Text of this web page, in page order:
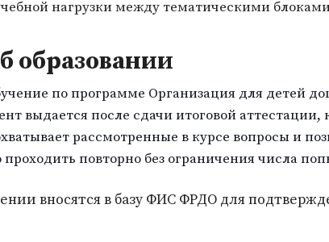
нагрузки между тематическими
образовании
по программе Организация для детей
выдается после сдачи итоговой
рассмотренные в курсе вопросы и
повторно без ограничения числа
вносятся в базу ФИС ФРДО для